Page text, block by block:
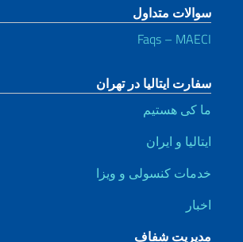
سوالات متداول
Faqs – MAECI
سفارت ایتالیا در تهران
ما کی هستیم
ایتالیا و ایران
خدمات کنسولی و ویزا
اخبار
مدیریت شفاف